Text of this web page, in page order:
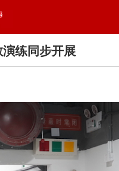
练同步开展